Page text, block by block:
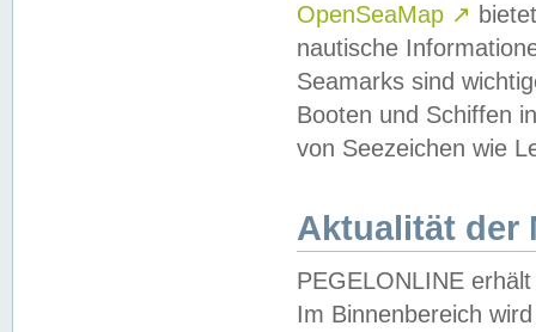
OpenSeaMap ↗
nautische
Seamarks sind
Booten und Schiffen
von Seezeichen wie
Aktualität der
PEGELONLINE
Im Binnenbereich